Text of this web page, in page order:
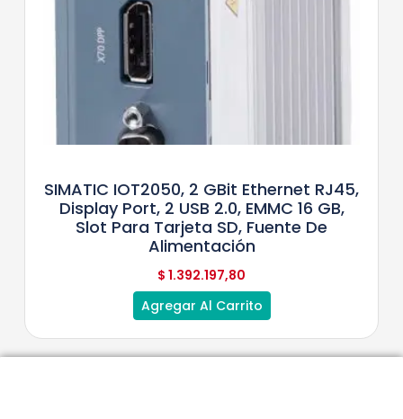
SIMATIC IOT2050, 2 GBit Ethernet RJ45,
Display Port, 2 USB 2.0, EMMC 16 GB,
Slot Para Tarjeta SD, Fuente De
Alimentación
$ 1.392.197,80
Agregar Al Carrito